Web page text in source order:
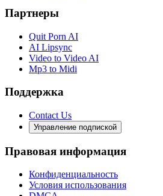
Партнеры
Quit Porn AI
AI Lipsync
Video to Video AI
Mp3 to Midi
Поддержка
Contact Us
Управление подпиской
Правовая информация
Конфиденциальность
Условия использования